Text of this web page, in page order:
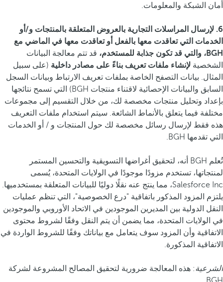
أمان الشبكة والمعلومات.
6. لإرسال المراسلات التجارية بالعروض المتعلقة بالمنتجات و/أو
الخدمات التي تعاقدت معها بالفعل أو تعاقدت معها في الماضي مع
BGH، والتي قد تكون جذابة للمستخدم،
قد تتم معالجة البيانات
الشخصية لإنشاء ملفات تعريف بناءً على مصادر داخلية (على سبيل
المثال. بيانات التصفح الخاصة بملفات تعريف الارتباط وبيانات السجل
السابق والبيانات الإحصائية لاقتناء منتجات BGH) التي تسمح نتائجها
بإعداد وتحليل منتجات مخصصة لك، من خلال التقسيم إلى مجموعات
مختلفة فيما يتعلق بالأنماط الشائعة. سيتم استخدام ملفات التعريف
هذه فقط لإرسال رسائل مخصصة لك حول المنتجات و / أو الخدمات
التي تقدمها BGH.
تُعلم BGH أنه، لتحقيق أغراضها التسويقية والتحسين المستمر
لمنتجاتها، تستخدم مزودًا موجودًا في الولايات المتحدة، يُسمى
Salesforce Inc، مما ينتج عنه نقلًا دوليًا للبيانات المتعلقة بمستخدميها.
يلتزم المزود المذكور باتفاقية "درع الخصوصية"، التي تنظم عمليات
النقل الدولية بين المديرين الموجودين في الاتحاد الأوروبي والموجودين
في الولايات المتحدة، مما يضمن أن يتم النقل وفقًا لشروط محتوى
الاتفاقية وأن المزود سوف يتعامل مع بياناتك وفقًا للشروط الواردة في
الاتفاقية المذكورة.
الشرعية: هذه المعالجة ضرورية لتحقيق المصالح المشروعة لشركة